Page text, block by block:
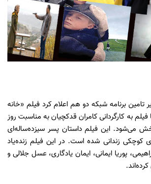
برنامه شبکه دو هم اعلام کرد فیلم «خانه
فیلم به کارگردانی کامران قدکچیان به مناسبت روز
می‌شود. این فیلم داستان پسر سیزده‌ساله‌ای
کوچکی زندانی شده است. در این فیلم زنده‌یاد
پوریا ایمانی، ایمان یادگاری، عسل جلالی و